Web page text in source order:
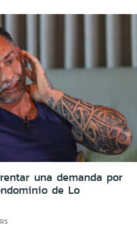
una demanda por
de Lo